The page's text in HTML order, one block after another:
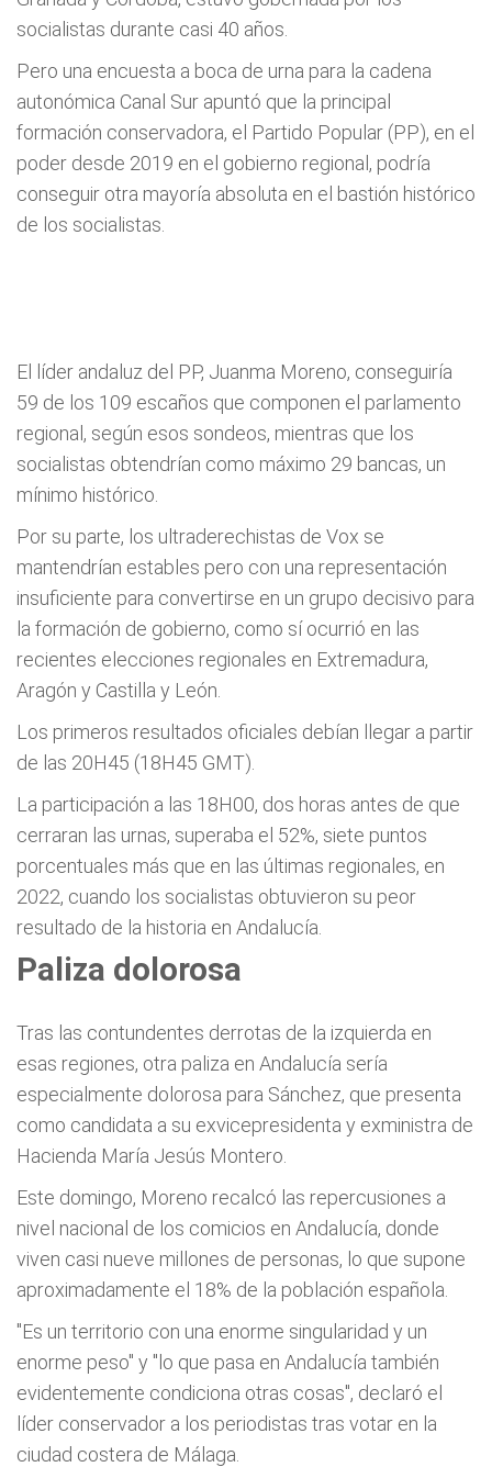
socialistas durante casi 40 años.
Pero una encuesta a boca de urna para la cadena
autonómica Canal Sur apuntó que la principal
formación conservadora, el Partido Popular (PP), en el
poder desde 2019 en el gobierno regional, podría
conseguir otra mayoría absoluta en el bastión histórico
de los socialistas.
El líder andaluz del PP, Juanma Moreno, conseguiría
59 de los 109 escaños que componen el parlamento
regional, según esos sondeos, mientras que los
socialistas obtendrían como máximo 29 bancas, un
mínimo histórico.
Por su parte, los ultraderechistas de Vox se
mantendrían estables pero con una representación
insuficiente para convertirse en un grupo decisivo para
la formación de gobierno, como sí ocurrió en las
recientes elecciones regionales en Extremadura,
Aragón y Castilla y León.
Los primeros resultados oficiales debían llegar a partir
de las 20H45 (18H45 GMT).
La participación a las 18H00, dos horas antes de que
cerraran las urnas, superaba el 52%, siete puntos
porcentuales más que en las últimas regionales, en
2022, cuando los socialistas obtuvieron su peor
resultado de la historia en Andalucía.
Paliza dolorosa
Tras las contundentes derrotas de la izquierda en
esas regiones, otra paliza en Andalucía sería
especialmente dolorosa para Sánchez, que presenta
como candidata a su exvicepresidenta y exministra de
Hacienda María Jesús Montero.
Este domingo, Moreno recalcó las repercusiones a
nivel nacional de los comicios en Andalucía, donde
viven casi nueve millones de personas, lo que supone
aproximadamente el 18% de la población española.
"Es un territorio con una enorme singularidad y un
enorme peso" y "lo que pasa en Andalucía también
evidentemente condiciona otras cosas", declaró el
líder conservador a los periodistas tras votar en la
ciudad costera de Málaga.